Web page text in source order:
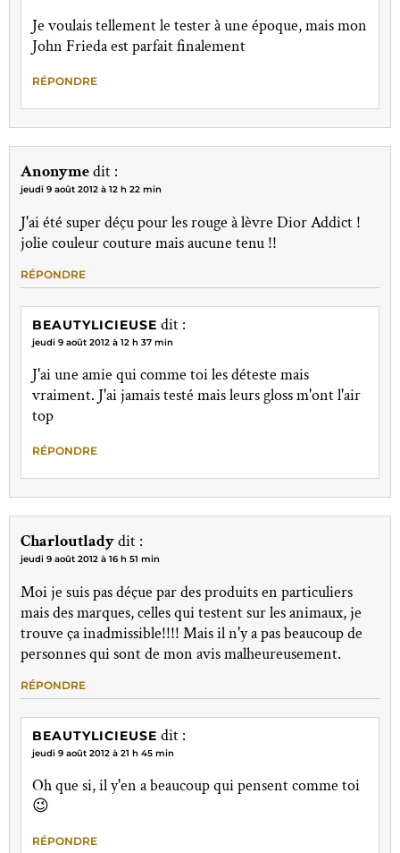
Je voulais tellement le tester à une époque, mais mon
John Frieda est parfait finalement
RÉPONDRE
Anonymedit :
jeudi 9 août 2012 à 12 h 22 min
J'ai été super déçu pour les rouge à lèvre Dior Addict !
jolie couleur couture mais aucune tenu !!
RÉPONDRE
BEAUTYLICIEUSE dit :
jeudi 9 août 2012 à 12 h 37 min
J'ai une amie qui comme toi les déteste mais
vraiment. J'ai jamais testé mais leurs gloss m'ont l'air
top
RÉPONDRE
Charloutladydit :
jeudi 9 août 2012 à 16 h 51 min
Moi je suis pas déçue par des produits en particuliers
mais des marques, celles qui testent sur les animaux, je
trouve ça inadmissible!!!! Mais il n'y a pas beaucoup de
personnes qui sont de mon avis malheureusement.
RÉPONDRE
BEAUTYLICIEUSE dit :
jeudi 9 août 2012 à 21 h 45 min
Oh que si, il y'en a beaucoup qui pensent comme toi
😉
RÉPONDRE